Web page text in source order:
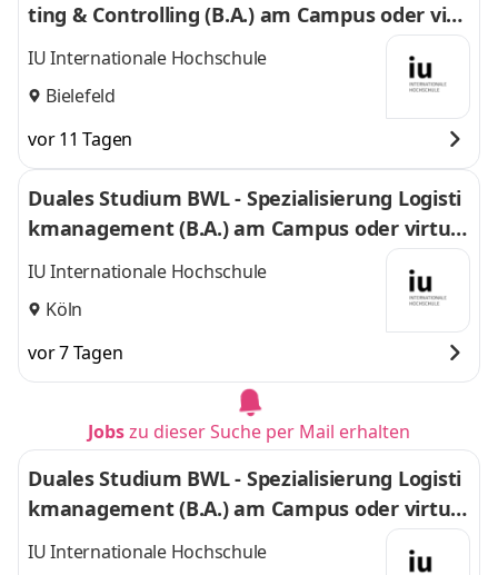
ting & Controlling (B.A.) am Campus oder virt
uell
IU Internationale Hochschule
Bielefeld
vor 11 Tagen
Duales Studium BWL - Spezialisierung Logisti
kmanagement (B.A.) am Campus oder virtuel
l
IU Internationale Hochschule
Köln
vor 7 Tagen
Jobszu dieser Suche per Mail erhalten
Duales Studium BWL - Spezialisierung Logisti
kmanagement (B.A.) am Campus oder virtuel
l
IU Internationale Hochschule